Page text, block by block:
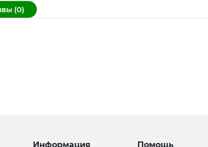
(0)
Информация
Помощь